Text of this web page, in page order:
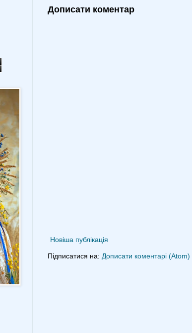
Дописати коментар
Новіша публікація
Підписатися на: Дописати коментарі (Atom)